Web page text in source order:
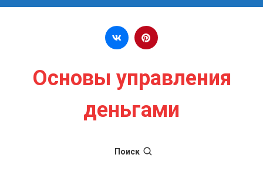
Перейти к содержимому
Основы управления
деньгами
Поиск